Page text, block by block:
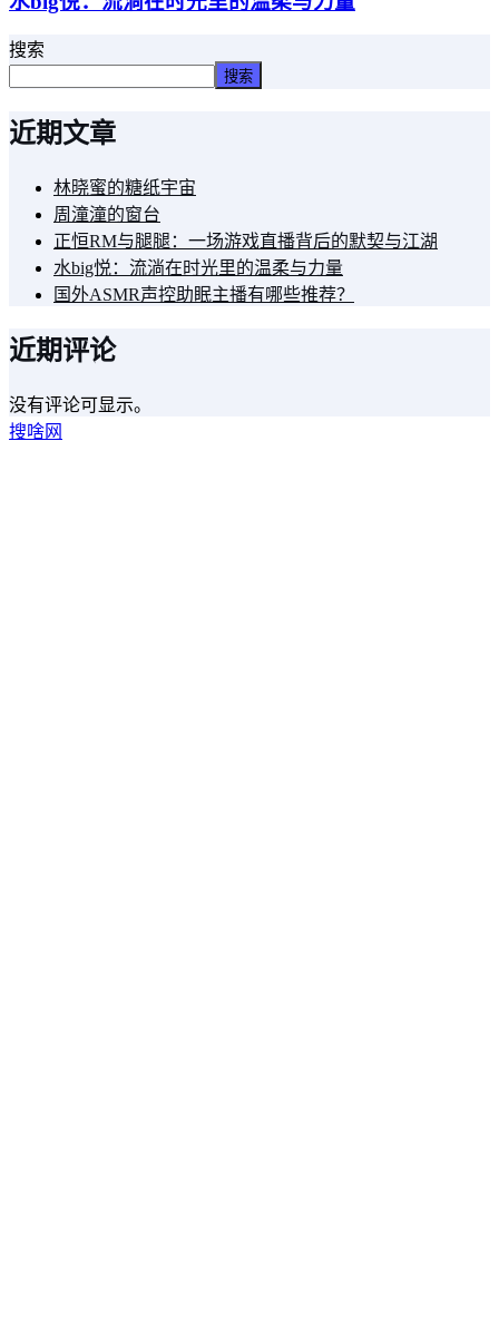
搜索
搜索
近期文章
林晓蜜的糖纸宇宙
周潼潼的窗台
正恒RM与腿腿：一场游戏直播背后的默契与江湖
水big悦：流淌在时光里的温柔与力量
国外ASMR声控助眠主播有哪些推荐？
近期评论
没有评论可显示。
搜啥网